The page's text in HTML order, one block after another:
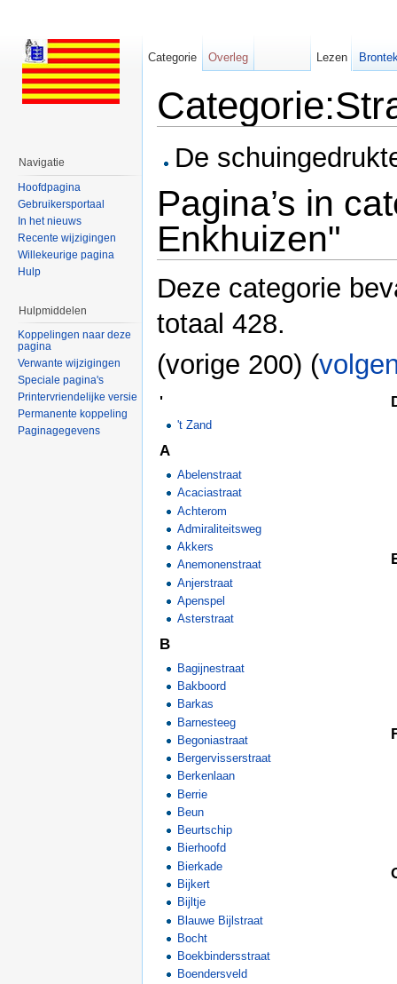
De
Pagina’s in
Enkhuizen"
Deze categorie
totaal 428.
(vorige 200) (
'
't Zand
A
Abelenstraat
Acaciastraat
Achterom
Admiraliteitsweg
Akkers
Anemonenstraat
Anjerstraat
Apenspel
Asterstraat
B
Bagijnestraat
Bakboord
Barkas
Barnesteeg
Begoniastraat
Bergervisserstraat
Berkenlaan
Berrie
Beun
Beurtschip
Bierhoofd
Bierkade
Bijkert
Bijltje
Blauwe Bijlstraat
Bocht
Boekbindersstraat
Boendersveld
Categorie Overleg Lezen
Navigatie
Hoofdpagina
Gebruikersportaal
In het nieuws
Recente wijzigingen
Willekeurige pagina
Hulp
Hulpmiddelen
Koppelingen naar deze
pagina
Verwante wijzigingen
Speciale pagina's
Printervriendelijke versie
Permanente koppeling
Paginagegevens